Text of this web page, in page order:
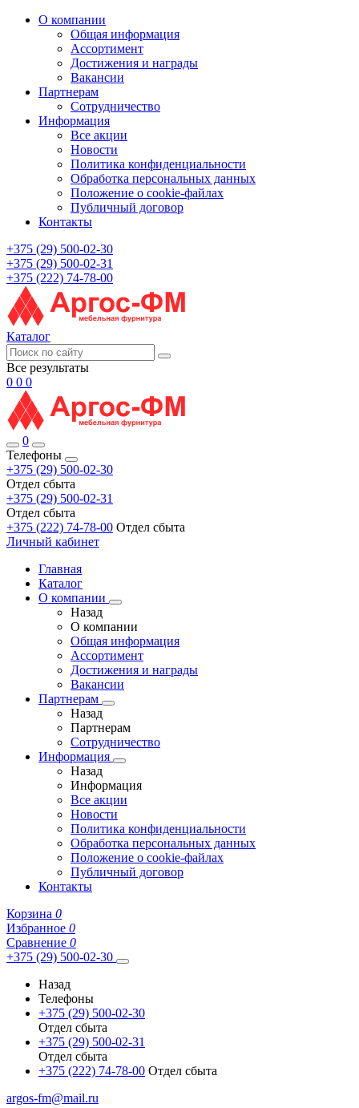
О компании
Общая информация
Ассортимент
Достижения и награды
Вакансии
Партнерам
Сотрудничество
Информация
Все акции
Новости
Политика конфиденциальности
Обработка персональных данных
Положение о cookie-файлах
Публичный договор
Контакты
+375 (29) 500-02-30
+375 (29) 500-02-31
+375 (222) 74-78-00
Каталог
Все результаты
0 0 0
0
Телефоны
+375 (29) 500-02-30
Отдел сбыта
+375 (29) 500-02-31
Отдел сбыта
+375 (222) 74-78-00 Отдел сбыта
Личный кабинет
Главная
Каталог
О компании
Назад
О компании
Общая информация
Ассортимент
Достижения и награды
Вакансии
Партнерам
Назад
Партнерам
Сотрудничество
Информация
Назад
Информация
Все акции
Новости
Политика конфиденциальности
Обработка персональных данных
Положение о cookie-файлах
Публичный договор
Контакты
Корзина 0
Избранное 0
Сравнение 0
+375 (29) 500-02-30
Назад
Телефоны
+375 (29) 500-02-30
Отдел сбыта
+375 (29) 500-02-31
Отдел сбыта
+375 (222) 74-78-00 Отдел сбыта
argos-fm@mail.ru